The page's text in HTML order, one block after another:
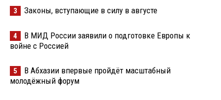
3 Законы, вступающие в силу в августе
4
В МИД России заявили о подготовке Европы к
войне с Россией
5
В Абхазии впервые пройдёт масштабный
молодёжный форум